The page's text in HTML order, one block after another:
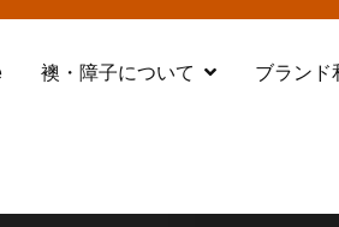
襖・障子について ブランド